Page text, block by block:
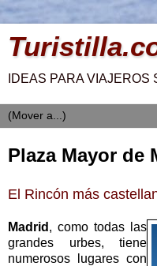
IDEAS PARA VIAJEROS
Plaza Mayor de
El Rincón más
Madrid , como todas las
grandes urbes, tiene
numerosos lugares con